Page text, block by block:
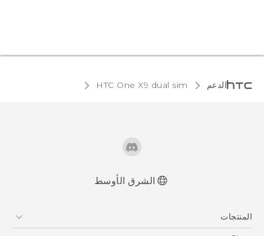
الدعم HTC One X9 dual sim‎
الشرق الأوسط
المنتجات